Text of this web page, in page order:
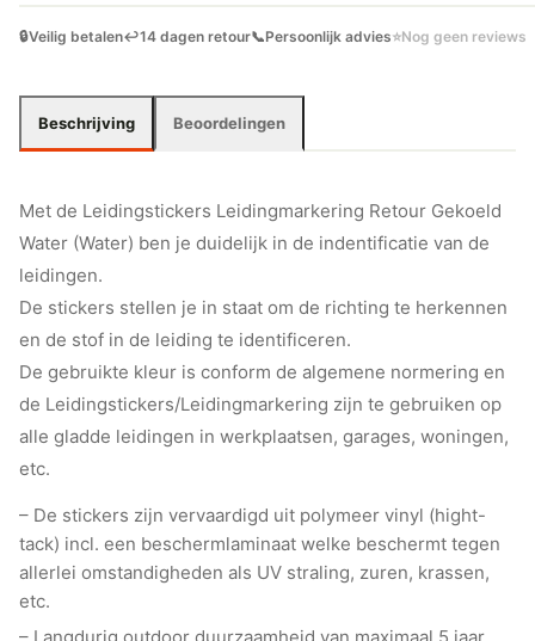
🔒Veilig betalen↩️14 dagen retour📞Persoonlijk advies⭐Nog geen reviews
Beschrijving Beoordelingen
Met de Leidingstickers Leidingmarkering Retour Gekoeld
Water (Water) ben je duidelijk in de indentificatie van de
leidingen.
De stickers stellen je in staat om de richting te herkennen
en de stof in de leiding te identificeren.
De gebruikte kleur is conform de algemene normering en
de Leidingstickers/Leidingmarkering zijn te gebruiken op
alle gladde leidingen in werkplaatsen, garages, woningen,
etc.
– De stickers zijn vervaardigd uit polymeer vinyl (hight-
tack) incl. een beschermlaminaat welke beschermt tegen
allerlei omstandigheden als UV straling, zuren, krassen,
etc.